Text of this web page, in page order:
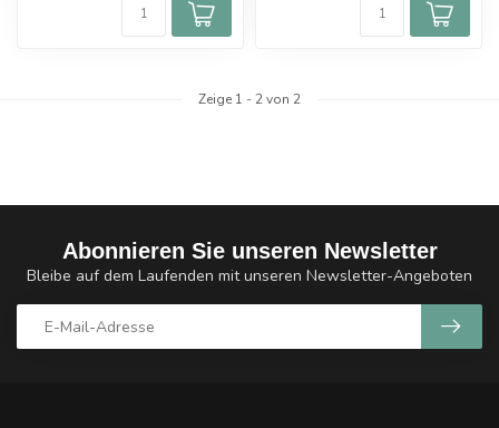
Zeige 1 - 2von 2
Abonnieren Sie unseren Newsletter
Bleibe auf dem Laufenden mit unseren Newsletter-Angeboten